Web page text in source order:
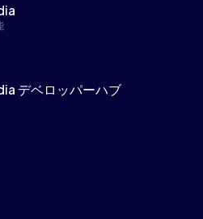
デベロッパーハブ